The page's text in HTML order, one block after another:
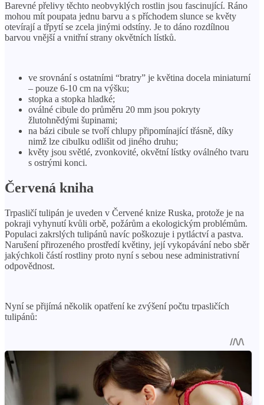
Barevné přelivy těchto neobvyklých rostlin jsou fascinující. Ráno
mohou mít poupata jednu barvu a s příchodem slunce se květy
otevírají a třpytí se zcela jinými odstíny. Je to dáno rozdílnou
barvou vnější a vnitřní strany okvětních lístků.
ve srovnání s ostatními “bratry” je květina docela miniaturní
– pouze 6-10 cm na výšku;
stopka a stopka hladké;
oválné cibule do průměru 20 mm jsou pokryty
žlutohnědými šupinami;
na bázi cibule se tvoří chlupy připomínající třásně, díky
nimž lze cibulku odlišit od jiného druhu;
květy jsou světlé, zvonkovité, okvětní lístky oválného tvaru
s ostrými konci.
Červená kniha
Trpasličí tulipán je uveden v Červené knize Ruska, protože je na
pokraji vyhynutí kvůli orbě, požárům a ekologickým problémům.
Populaci zakrslých tulipánů navíc poškozuje i pytláctví a pastva.
Narušení přirozeného prostředí květiny, její vykopávání nebo sběr
jakýchkoli částí rostliny proto nyní s sebou nese administrativní
odpovědnost.
Nyní se přijímá několik opatření ke zvýšení počtu trpasličích
tulipánů: